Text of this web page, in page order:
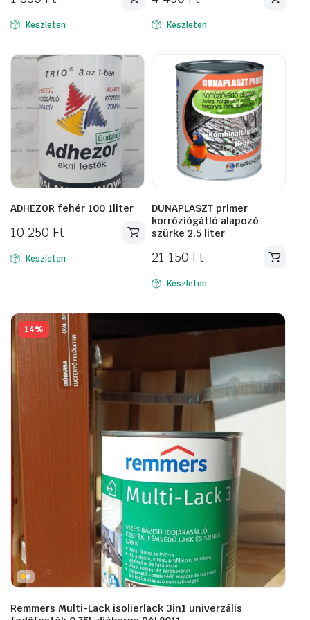
Készleten Készleten
ADHEZOR fehér 100 1liter
10 250 Ft
Készleten
DUNAPLASZT primer
korróziógátló alapozó
szürke 2,5 liter
21 150 Ft
Készleten
14%
Remmers Multi-Lack isolierlack 3in1 univerzális